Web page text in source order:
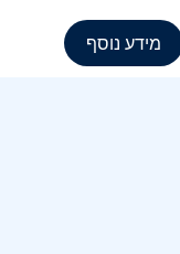
מידע נוסף